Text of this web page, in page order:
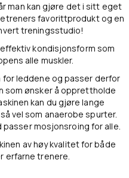
man kan gjøre det i sitt eget
favorittprodukt og en
treningsstudio!
kondisjonsform som
alle muskler.
for leddene og passer derfor
som ønsker å opprettholde
kan du gjøre lange
vel som anaerobe spurter.
mosjonsroing for alle.
av høy kvalitet for både
erfarne trenere.